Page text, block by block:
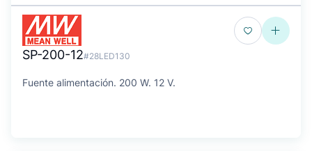
SP-200-12#28LED130
Fuente alimentación. 200 W. 12 V.